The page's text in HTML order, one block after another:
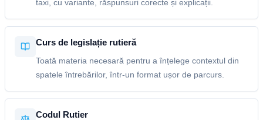
taxi, cu variante, răspunsuri corecte și explicații.
Curs de legislație rutieră
Toată materia necesară pentru a înțelege contextul din
spatele întrebărilor, într-un format ușor de parcurs.
Codul Rutier